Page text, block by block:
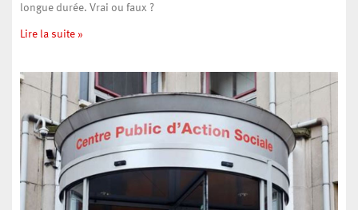
longue durée. Vrai ou faux ?
Lire la suite »